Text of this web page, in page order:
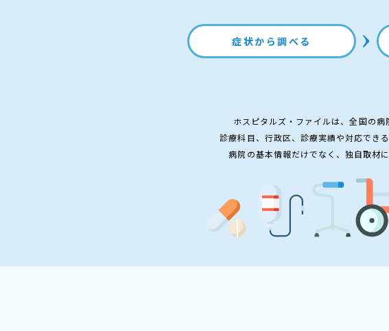
症状から調べる
ホスピタルズ・ファイルは、全国の
診療科目、行政区、診療実績や対応でき
病院の基本情報だけでなく、独自取材